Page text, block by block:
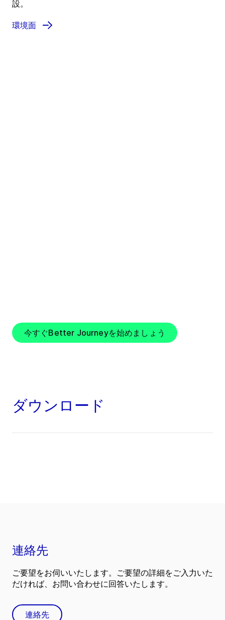
設。
環境面
今すぐBetter Journeyを始めましょう
ダウンロード
連絡先
ご要望をお伺いいたします。ご要望の詳細をご入力いた
だければ、お問い合わせに回答いたします。
連絡先